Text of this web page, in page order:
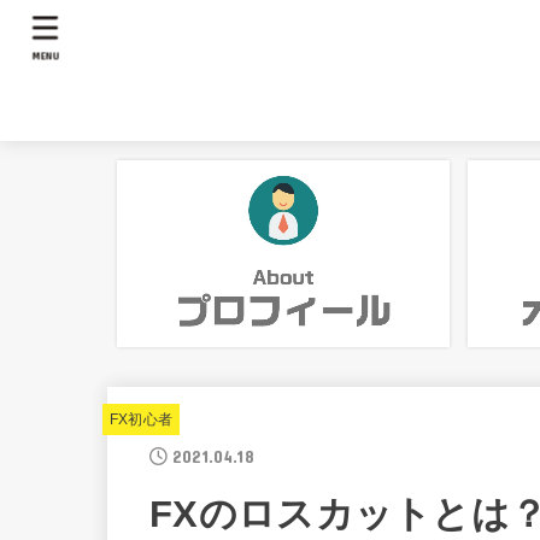
MENU
FX初心者
2021.04.18
FXのロスカットとは